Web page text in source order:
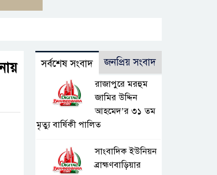
সর্বশেষ সংবাদ জনপ্রিয় সংবাদ
রাজাপুরে মরহুম
জামির উদ্দিন
আহমেদ’র ৩১ তম
মৃত্যু বার্ষিকী পালিত
সাংবাদিক ইউনিয়ন
ব্রাহ্মণবাড়িয়ার